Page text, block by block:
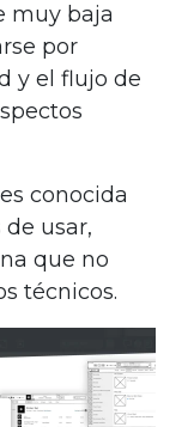
muy baja
por
y el flujo de
conocida
usar,
que no
técnicos.